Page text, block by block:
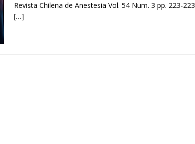
Revista Chilena de Anestesia Vol. 54 Num. 3 pp. 223-223
[…]